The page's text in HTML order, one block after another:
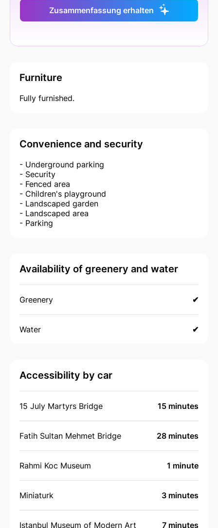
Zusammenfassung erhalten
Furniture
Fully furnished.
Convenience and security
- Underground parking
- Security
- Fenced area
- Children's playground
- Landscaped garden
- Landscaped area
- Parking
Availability of greenery and water
Greenery ✔
Water ✔
Accessibility by car
15 July Martyrs Bridge 15 minutes
Fatih Sultan Mehmet Bridge 28 minutes
Rahmi Koc Museum 1 minute
Miniaturk 3 minutes
Istanbul Museum of Modern Art 7 minutes